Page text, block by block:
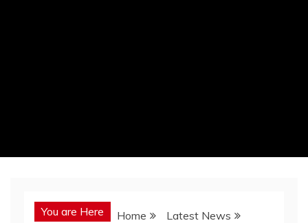
You are Here Home
Latest News